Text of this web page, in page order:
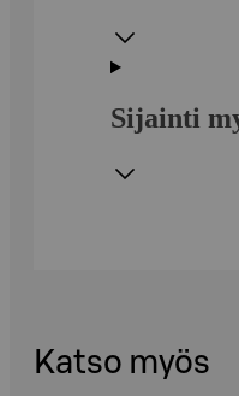
Sijainti
Katso myös